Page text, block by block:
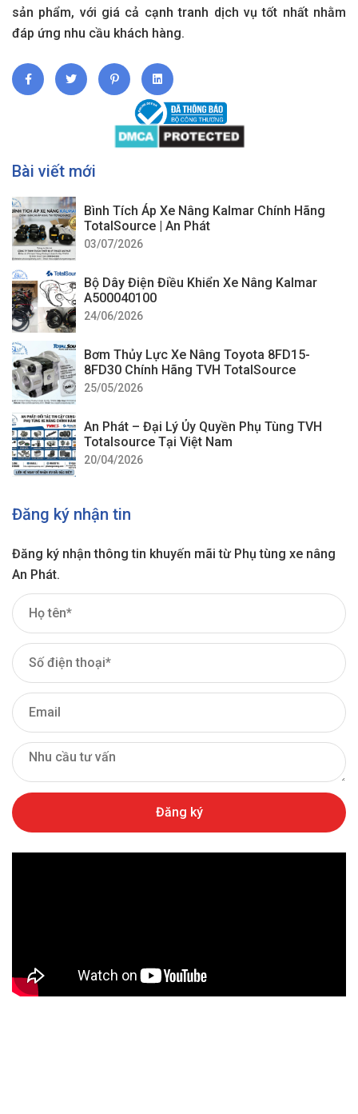
sản phẩm, với giá cả cạnh tranh dịch vụ tốt nhất nhằm
đáp ứng nhu cầu khách hàng.
Bài viết mới
Bình Tích Áp Xe Nâng Kalmar Chính Hãng
TotalSource | An Phát
03/07/2026
Bộ Dây Điện Điều Khiển Xe Nâng Kalmar
A500040100
24/06/2026
Bơm Thủy Lực Xe Nâng Toyota 8FD15-
8FD30 Chính Hãng TVH TotalSource
25/05/2026
An Phát – Đại Lý Ủy Quyền Phụ Tùng TVH
Totalsource Tại Việt Nam
20/04/2026
Đăng ký nhận tin
Đăng ký nhận thông tin khuyến mãi từ Phụ tùng xe nâng
An Phát.